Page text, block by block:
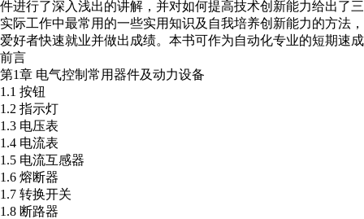
件进行了深入浅出的讲解，并对如何提高技术创新能力给出了
实际工作中最常用的一些实用知识及自我培养创新能力的方法
爱好者快速就业并做出成绩。本书可作为自动化专业的短期速
前言
第1章 电气控制常用器件及动力设备
1.1 按钮
1.2 指示灯
1.3 电压表
1.4 电流表
1.5 电流互感器
1.6 熔断器
1.7 转换开关
1.8 断路器